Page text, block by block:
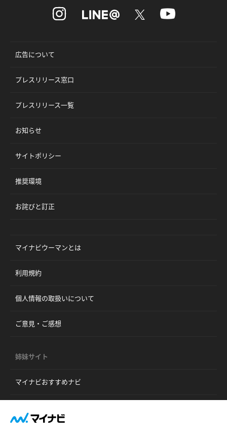
広告について
プレスリリース窓口
プレスリリース一覧
お知らせ
サイトポリシー
推奨環境
お詫びと訂正
マイナビウーマンとは
利用規約
個人情報の取扱いについて
ご意見・ご感想
姉妹サイト
マイナビおすすめナビ